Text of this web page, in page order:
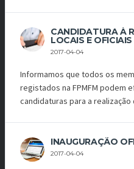
CANDIDATURA À
LOCAIS E OFICIAIS
2017-04-04
Informamos que todos os
registados na FPMFM podem
candidaturas para a
INAUGURAÇÃO
2017-04-04